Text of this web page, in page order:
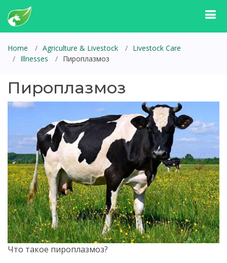
Home Agriculture & Livestock
Livestock Care
Illnesses
Пироплазмоз
Пироплазмоз
Что такое пироплазмоз?